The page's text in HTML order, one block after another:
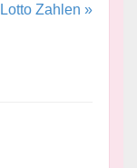
Lotto Zahlen »